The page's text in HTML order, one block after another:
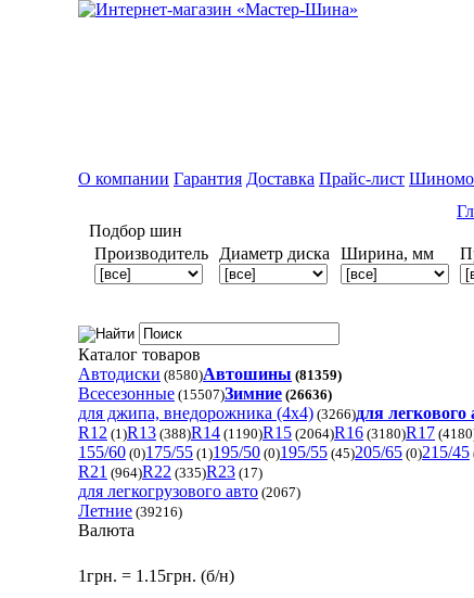
О компании Гарантия Доставка Прайс-лист
Подбор шин
Производитель
Диаметр диска Ширина, мм
Каталог товаров
Автодиски (8580)Автошины (81359)
Всесезонные (15507)Зимние (26636)
для джипа, внедорожника (4x4) (3266)для
R12 (1)R13 (388)R14 (1190)R15 (2064)R16 (3180)R17
155/60 (0)175/55 (1)195/50 (0)195/55 (45)205/65 (0)215/45
R21 (964)R22 (335)R23 (17)
для легкогрузового авто (2067)
Летние (39216)
Валюта
1грн. = 1.15грн. (б/н)